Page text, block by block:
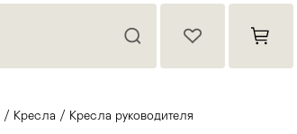
/ Кресла / Кресла руководителя